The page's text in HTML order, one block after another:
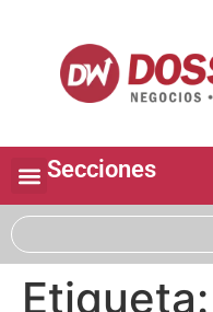
Secciones
Etiqueta: